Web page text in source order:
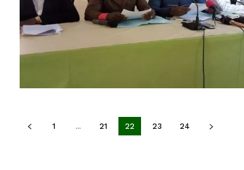
1 ... 21 22 23 24